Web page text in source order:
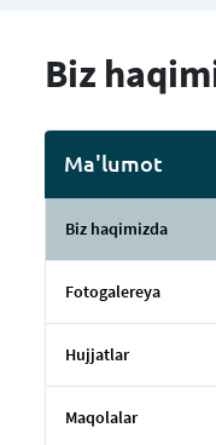
Biz
Ma'lumot
Biz haqimizda
Fotogalereya
Hujjatlar
Maqolalar